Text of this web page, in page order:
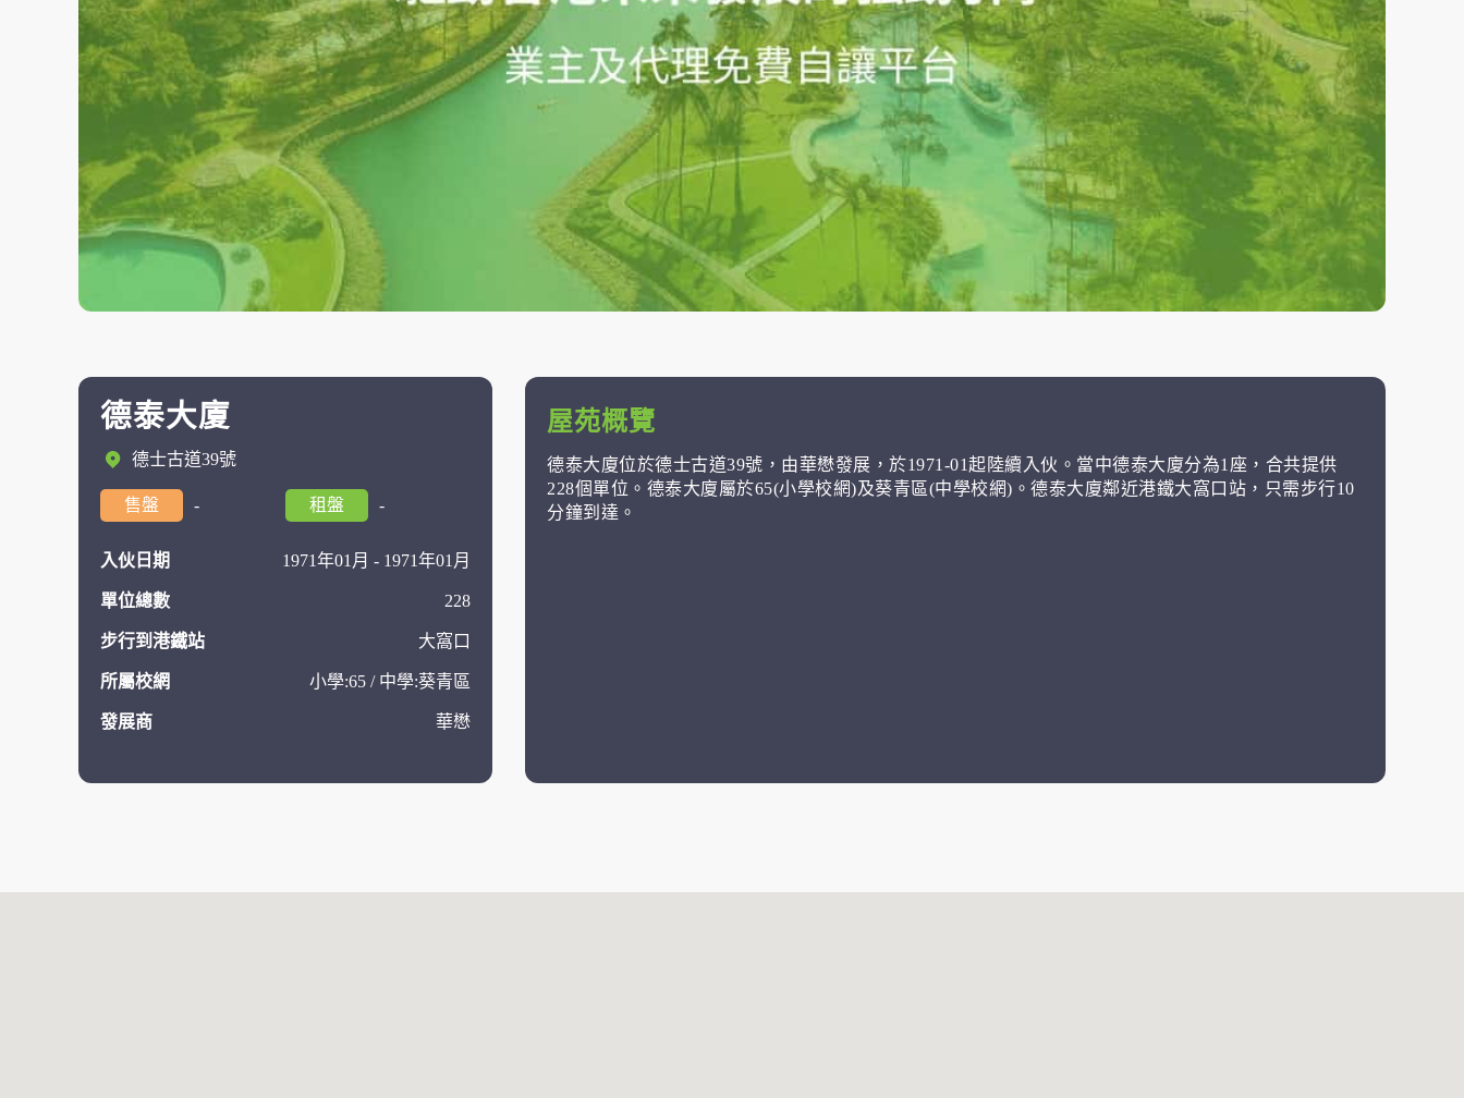
德泰大廈
德士古道39號
售盤 - 租盤 -
入伙日期 1971年01月 - 1971年01月
單位總數 228
步行到港鐵站 大窩口
所屬校網 小學:65 / 中學:葵青區
發展商 華懋
屋苑概覽
德泰大廈位於德士古道39號，由華懋發展，於1971-01起陸續入伙。當中德泰大廈分為1座，合共提供
228個單位。德泰大廈屬於65(小學校網)及葵青區(中學校網)。德泰大廈鄰近港鐵大窩口站，只需步行10
分鐘到達。